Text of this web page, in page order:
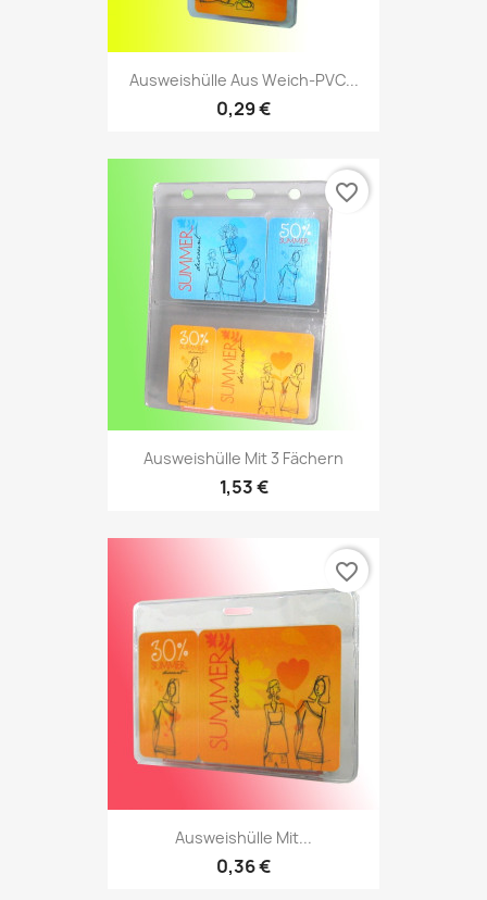
Ausweishülle Aus Weich-PVC...
0,29 €
Ausweishülle Mit 3 Fächern
1,53 €
favorite_border
Ausweishülle Mit...
0,36 €
favorite_border